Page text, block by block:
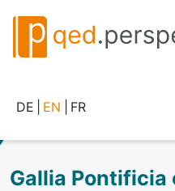
DE EN FR
Gallia Pontificia